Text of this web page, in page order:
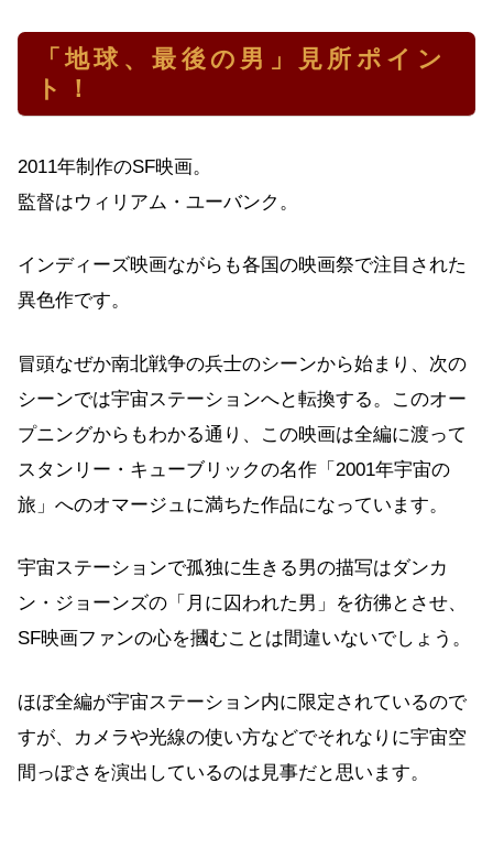
「地球、最後の男」見所ポイン
ト！
2011年制作のSF映画。
監督はウィリアム・ユーバンク。
インディーズ映画ながらも各国の映画祭で注目された
異色作です。
冒頭なぜか南北戦争の兵士のシーンから始まり、次の
シーンでは宇宙ステーションへと転換する。このオー
プニングからもわかる通り、この映画は全編に渡って
スタンリー・キューブリックの名作「2001年宇宙の
旅」へのオマージュに満ちた作品になっています。
宇宙ステーションで孤独に生きる男の描写はダンカ
ン・ジョーンズの「月に囚われた男」を彷彿とさせ、
SF映画ファンの心を摑むことは間違いないでしょう。
ほぼ全編が宇宙ステーション内に限定されているので
すが、カメラや光線の使い方などでそれなりに宇宙空
間っぽさを演出しているのは見事だと思います。